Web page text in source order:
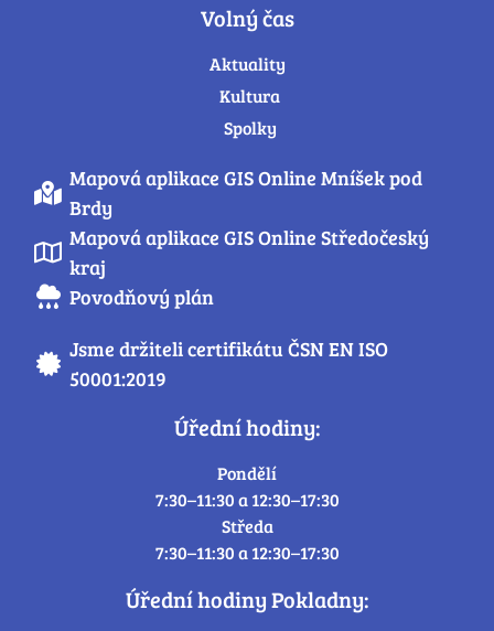
Volný čas
Aktuality
Kultura
Spolky
Mapová aplikace GIS Online Mníšek pod
Brdy
Mapová aplikace GIS Online Středočeský
kraj
Povodňový plán
Jsme držiteli certifikátu ČSN EN ISO
50001:2019
Úřední hodiny:
Pondělí
7:30–11:30 a 12:30–17:30
Středa
7:30–11:30 a 12:30–17:30
Úřední hodiny Pokladny: